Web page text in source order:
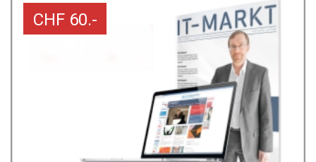
CHF 60.-